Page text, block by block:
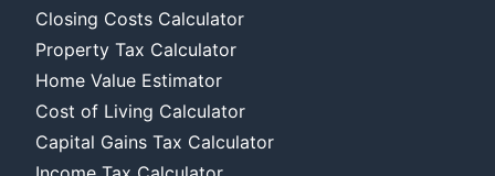
Closing Costs Calculator
Property Tax Calculator
Home Value Estimator
Cost of Living Calculator
Capital Gains Tax Calculator